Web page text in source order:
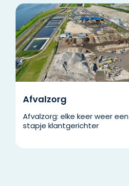
Afvalzorg
Afvalzorg: elke keer weer een
stapje klantgerichter